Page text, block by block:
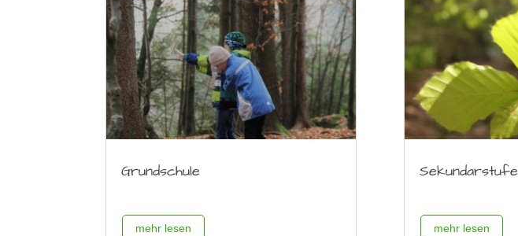
Grundschule
mehr lesen
Sekundarstufe
mehr lesen